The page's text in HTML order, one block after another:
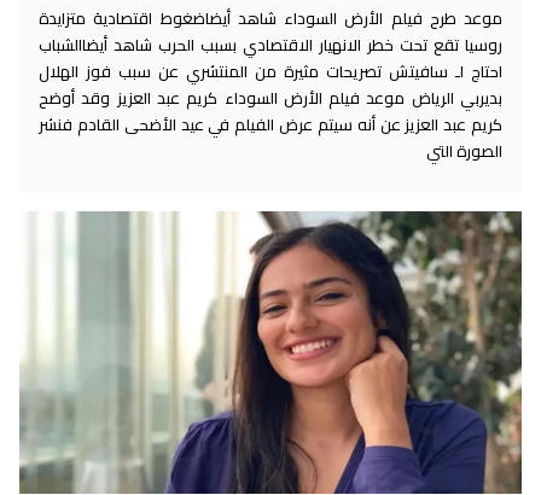
موعد طرح فيلم الأرض السوداء شاهد أيضاضغوط اقتصادية متزايدة
روسيا تقع تحت خطر الانهيار الاقتصادي بسبب الحرب شاهد أيضاالشباب
احتاج لـ سافيتش تصريحات مثيرة من المنتشري عن سبب فوز الهلال
بديربي الرياض موعد فيلم الأرض السوداء كريم عبد العزيز وقد أوضح
كريم عبد العزيز عن أنه سيتم عرض الفيلم في عيد الأضحى القادم فنشر
الصورة التي